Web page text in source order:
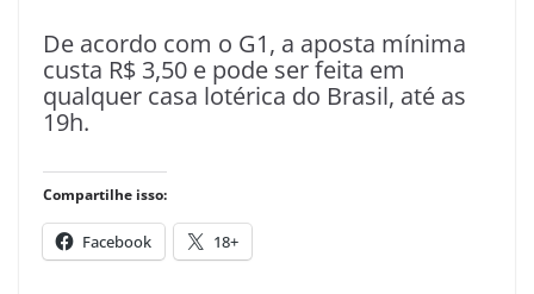
De acordo com o G1, a aposta mínima
custa R$ 3,50 e pode ser feita em
qualquer casa lotérica do Brasil, até as
19h.
Compartilhe isso:
Facebook 18+